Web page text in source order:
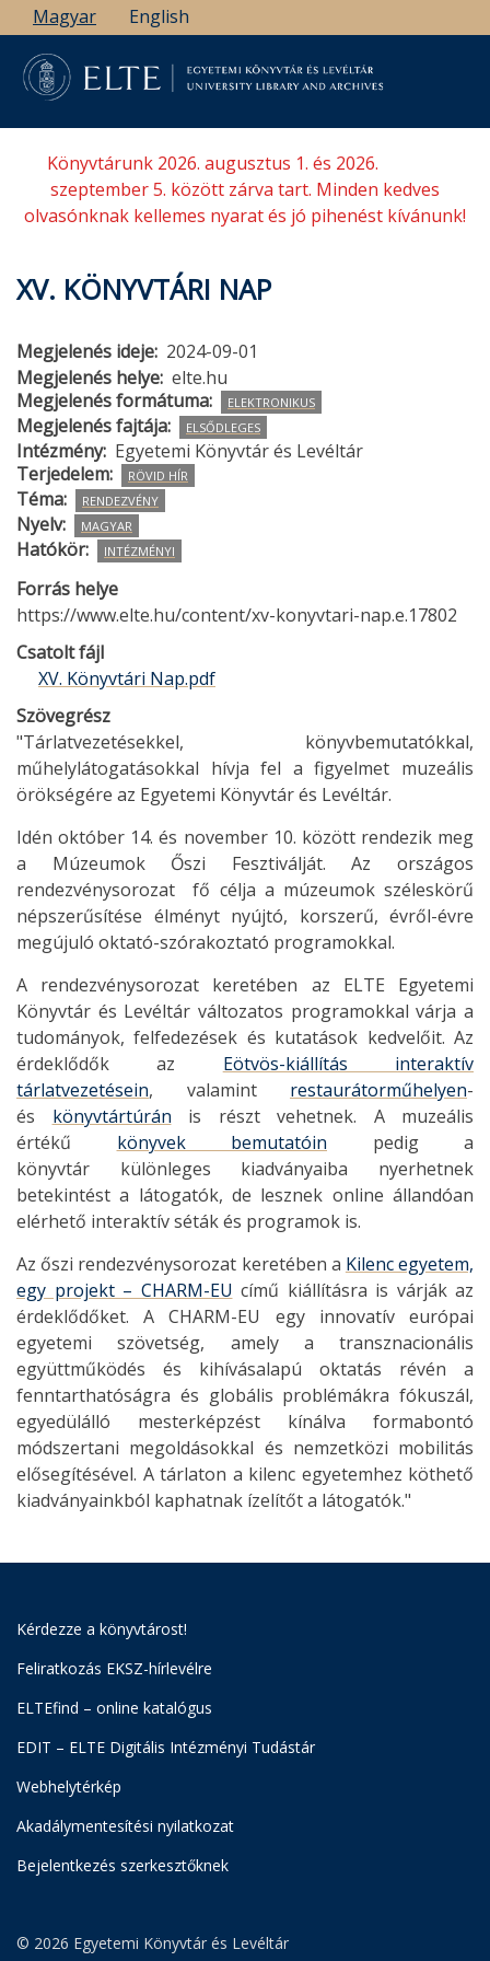
Ugrás
a
tartalomra
Magyar English
Könyvtárunk 2026. augusztus 1. és 2026.
szeptember 5. között zárva tart. Minden kedves
olvasónknak kellemes nyarat és jó pihenést kívánunk!
XV. KÖNYVTÁRI NAP
Megjelenés ideje 2024-09-01
Megjelenés helye elte.hu
Megjelenés formátuma
ELEKTRONIKUS
Megjelenés fajtája ELSŐDLEGES
Intézmény Egyetemi Könyvtár és Levéltár
Terjedelem
RÖVID HÍR
Téma RENDEZVÉNY
Nyelv MAGYAR
Hatókör INTÉZMÉNYI
Forrás helye
https://www.elte.hu/content/xv-konyvtari-nap.e.17802
Csatolt fájl
XV. Könyvtári Nap.pdf
Szövegrész
"Tárlatvezetésekkel, könyvbemutatókkal,
műhelylátogatásokkal hívja fel a figyelmet muzeális
örökségére az Egyetemi Könyvtár és Levéltár.
Idén október 14. és november 10. között rendezik meg
a Múzeumok Őszi Fesztiválját. Az országos
rendezvénysorozat fő célja a múzeumok széleskörű
népszerűsítése élményt nyújtó, korszerű, évről-évre
megújuló oktató-szórakoztató programokkal.
A rendezvénysorozat keretében az ELTE Egyetemi
Könyvtár és Levéltár változatos programokkal várja a
tudományok, felfedezések és kutatások kedvelőit. Az
érdeklődők az Eötvös-kiállítás interaktív
tárlatvezetésein, valamint restaurátorműhelyen-
és könyvtártúrán is részt vehetnek. A muzeális
értékű könyvek bemutatóin pedig a
könyvtár különleges kiadványaiba nyerhetnek
betekintést a látogatók, de lesznek online állandóan
elérhető interaktív séták és programok is.
Az őszi rendezvénysorozat keretében a Kilenc egyetem,
egy projekt – CHARM-EU című kiállításra is várják az
érdeklődőket. A CHARM-EU egy innovatív európai
egyetemi szövetség, amely a transznacionális
együttműködés és kihívásalapú oktatás révén a
fenntarthatóságra és globális problémákra fókuszál,
egyedülálló mesterképzést kínálva formabontó
módszertani megoldásokkal és nemzetközi mobilitás
elősegítésével. A tárlaton a kilenc egyetemhez köthető
kiadványainkból kaphatnak ízelítőt a látogatók."
Kérdezze a könyvtárost!
Feliratkozás EKSZ-hírlevélre
ELTEfind – online katalógus
EDIT – ELTE Digitális Intézményi Tudástár
Webhelytérkép
Akadálymentesítési nyilatkozat
Bejelentkezés szerkesztőknek
© 2026 Egyetemi Könyvtár és Levéltár